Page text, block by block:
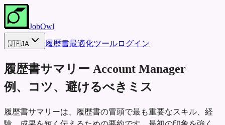
JobOwl
🇯🇵JA 履歴書最適化ツールログイン
履歴書サマリー Account Manager
例、コツ、避けるべきミス
履歴書サマリーは、履歴書の冒頭で最も重要なスキル、経